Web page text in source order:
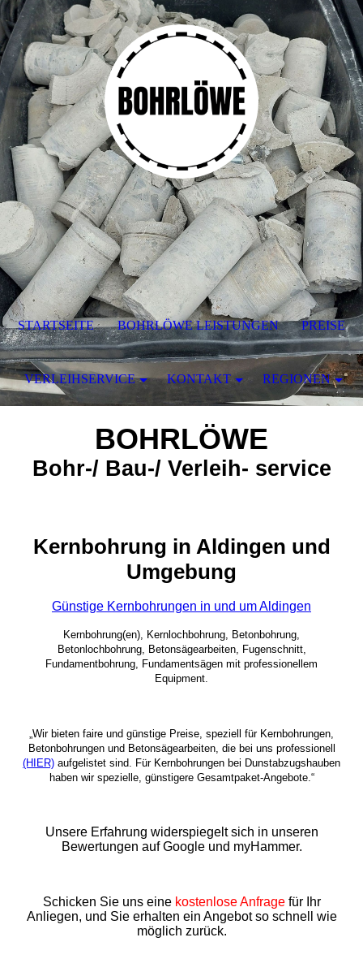
BOHRLÖWE
Bohr-/ Bau-/ Verleih- service
Kernbohrung in Aldingen und
Umgebung
Günstige Kernbohrungen in und um Aldingen
Kernbohrung(en), Kernlochbohrung, Betonbohrung,
Betonlochbohrung, Betonsägearbeiten, Fugenschnitt,
Fundamentbohrung, Fundamentsägen mit professionellem
Equipment.
„Wir bieten faire und günstige Preise, speziell für Kernbohrungen,
Betonbohrungen und Betonsägearbeiten, die bei uns professionell
(HIER) aufgelistet sind. Für Kernbohrungen bei Dunstabzugshauben
haben wir spezielle, günstigere Gesamtpaket-Angebote.“
Unsere Erfahrung widerspiegelt sich in unseren
Bewertungen auf Google und myHammer.
Schicken Sie uns eine kostenlose Anfragefür Ihr
Anliegen, und Sie erhalten ein Angebot so schnell wie
möglich zurück.
STARTSEITE BOHRLÖWE LEISTUNGEN PREISE
VERLEIHSERVICE KONTAKT REGIONEN